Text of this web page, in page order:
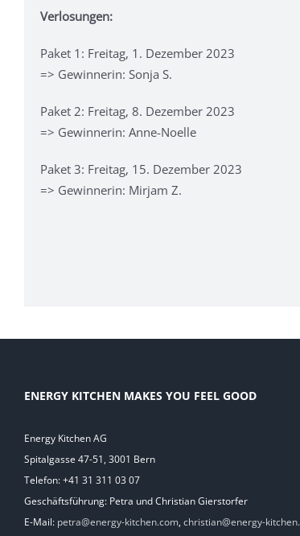
Verlosungen:
Paket 1: Freitag, 1. Dezember 2023
=> Gewinnerin: Sonja S.
Paket 2: Freitag, 8. Dezember 2023
=> Gewinnerin: Anne-Noelle
Paket 3: Freitag, 15. Dezember 2023
=> Gewinnerin: Mirjam Z.
ENERGY KITCHEN MAKES YOU FEEL GOOD
Energy Kitchen AG
Spitalgasse 47-51, 3001 Bern
Telefon: +41 31 311 03 07
Geschäftsführung: Petra und Christian Gierstorfer
E-Mail: petra@energy-kitchen.com, christian@energy-